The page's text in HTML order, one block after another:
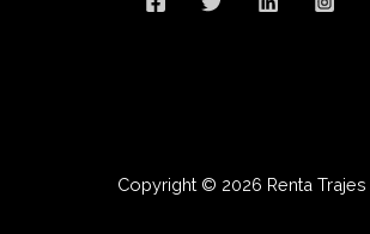
Copyright © 2026 Renta Trajes